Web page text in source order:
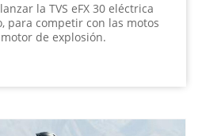
la TVS eFX 30 eléctrica
para competir con las motos
de explosión.